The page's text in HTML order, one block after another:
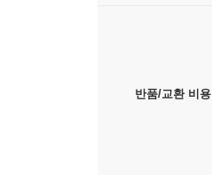
반품/교환 비용